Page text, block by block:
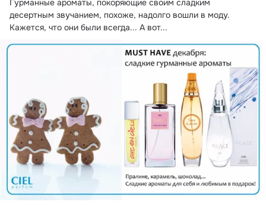
Гурманные ароматы, покоряющие своим сладким
десертным звучанием, похоже, надолго вошли в моду.
Кажется, что они были всегда... А вот...